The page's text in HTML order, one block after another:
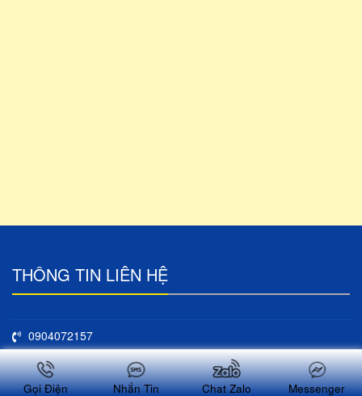
THÔNG TIN LIÊN HỆ
0904072157
thuanphatthachcao@gmail.com
Gọi Điện Nhắn Tin Chat Zalo Messenger